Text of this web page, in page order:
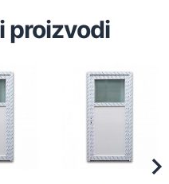
proizvodi